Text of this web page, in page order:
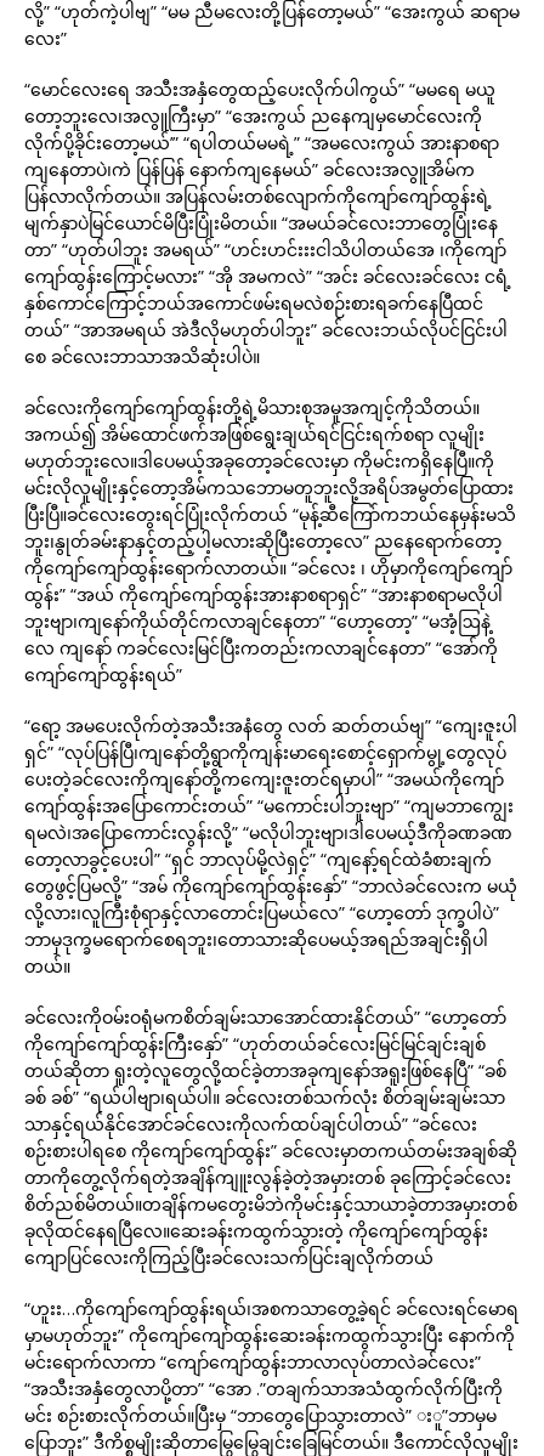
လို့” “ဟုတ်ကဲ့ပါဗျ” “မမ ညီမလေးတို့ပြန်တော့မယ်” “အေးကွယ် ဆရာမ
လေး”
“မောင်လေးရေ အသီးအနှံတွေထည့်ပေးလိုက်ပါကွယ်” “မမရေ မယူ
တော့ဘူးလေ၊အလွူကြီးမှာ” “အေးကွယ် ညနေကျမှမောင်လေးကို
လိုက်ပို့ခိုင်းတော့မယ်’” “ရပါတယ်မမရဲ့” “အမလေးကွယ် အားနာစရာ
ကျနေတာပဲ၊ကဲ ပြန်ပြန် နောက်ကျနေမယ်” ခင်လေးအလွူအိမ်က
ပြန်လာလိုက်တယ်။ အပြန်လမ်းတစ်လျောက်ကိုကျော်ကျော်ထွန်းရဲ့
မျက်နှာပဲမြင်ယောင်မိပြီးပြုံးမိတယ်။ “အမယ်ခင်လေးဘာတွေပြုံးနေ
တာ” “ဟုတ်ပါဘူး အမရယ်” “ဟင်းဟင်းးးငါသိပါတယ်အေ ၊ကိုကျော်
ကျော်ထွန်းကြောင့်မလား” “အို အမကလဲ” “အင်း ခင်လေးခင်လေး ငရံ့
နှစ်ကောင်ကြောင့်ဘယ်အကောင်ဖမ်းရမလဲစဉ်းစားရခက်နေပြီထင်
တယ်” “အာအမရယ် အဲဒီလိုမဟုတ်ပါဘူး” ခင်လေးဘယ်လိုပင်ငြင်းပါ
စေ ခင်လေးဘာသာအသိဆုံးပါပဲ။
ခင်လေးကိုကျော်ကျော်ထွန်းတို့ရဲ့မိသားစုအမူအကျင့်ကိုသိတယ်။
အကယ်၍ အိမ်ထောင်ဖက်အဖြစ်ရွေးချယ်ရင်ငြင်းရက်စရာ လူမျိုး
မဟုတ်ဘူးလေ။ဒါပေမယ့်အခုတော့ခင်လေးမှာ ကိုမင်းကရှိနေပြီ။ကို
မင်းလိုလူမျိုးနှင့်တော့အိမ်ကသဘောမတူဘူးလို့အရိပ်အမွတ်ပြောထား
ပြီးပြီ။ခင်လေးတွေးရင်ပြုံးလိုက်တယ် “မုန့်ဆီကြော်ကဘယ်နေမှန်းမသိ
ဘူး၊နွုတ်ခမ်းနာနှင့်တည့်ပါ့မလားဆိုပြီးတော့လေ” ညနေရောက်တော့
ကိုကျော်ကျော်ထွန်းရောက်လာတယ်။ “ခင်လေး ၊ ဟိုမှာကိုကျော်ကျော်
ထွန်း” “အယ် ကိုကျော်ကျော်ထွန်းအားနာစရာရှင်” “အားနာစရာမလိုပါ
ဘူးဗျာ၊ကျနော်ကိုယ်တိုင်ကလာချင်နေတာ” “ဟော့တော့” “မအံ့ဩနဲ့
လေ ကျနော် ကခင်လေးမြင်ပြီးကတည်းကလာချင်နေတာ” “အော်ကို
ကျော်ကျော်ထွန်းရယ်”
“ရော့ အမပေးလိုက်တဲ့အသီးအနံတွေ လတ် ဆတ်တယ်ဗျ” “ကျေးဇူးပါ
ရှင်” “လုပ်ပြန်ပြီ၊ကျနော်တို့ရွာကိုကျန်းမာရေးစောင့်ရှောက်မွု့တွေလုပ်
ပေးတဲ့ခင်လေးကိုကျနော်တို့ကကျေးဇူးတင်ရမှာပါ” “အမယ်ကိုကျော်
ကျော်ထွန်းအပြောကောင်းတယ်” “မကောင်းပါဘူးဗျာ” “ကျမဘာကျွေး
ရမလဲ၊အပြောကောင်းလွန်းလို့” “မလိုပါဘူးဗျာ၊ဒါပေမယ့်ဒီကိုခဏခဏ
တော့လာခွင့်ပေးပါ” “ရှင် ဘာလုပ်မို့လဲရှင့်” “ကျနော့်ရင်ထဲခံစားချက်
တွေဖွင့်ပြမလို့” “အမ် ကိုကျော်ကျော်ထွန်းနှော်” “ဘာလဲခင်လေးက မယုံ
လို့လား၊လူကြီးစုံရာနှင့်လာတောင်းပြမယ်လေ” “ဟော့တော် ဒုက္ခပါပဲ”
ဘာမှဒုက္ခမရောက်စေရဘူး၊တောသားဆိုပေမယ့်အရည်အချင်းရှိပါ
တယ်။
ခင်လေးကိုဝမ်းဝရုံမကစိတ်ချမ်းသာအောင်ထားနိုင်တယ်” “ဟော့တော်
ကိုကျော်ကျော်ထွန်းကြီးနှော်” “ဟုတ်တယ်ခင်လေးမြင်မြင်ချင်းချစ်
တယ်ဆိုတာ ရူးတဲ့လူတွေလို့ထင်ခဲ့တာအခုကျနော်အရူးဖြစ်နေပြီ” “ခစ်
ခစ် ခစ်” “ရယ်ပါဗျာ၊ရယ်ပါ။ ခင်လေးတစ်သက်လုံး စိတ်ချမ်းချမ်းသာ
သာနှင့်ရယ်နိုင်အောင်ခင်လေးကိုလက်ထပ်ချင်ပါတယ်” “ခင်လေး
စဉ်းစားပါရစေ ကိုကျော်ကျော်ထွန်း” ခင်လေးမှာတကယ်တမ်းအချစ်ဆို
တာကိုတွေ့လိုက်ရတဲ့အချိန်ကျူးလွန်ခဲ့တဲ့အမှားတစ် ခုကြောင့်ခင်လေး
စိတ်ညစ်မိတယ်။တချိန်ကမတွေးမိဘဲကိုမင်းနှင့်သာယာခဲ့တာအမှားတစ်
ခုလိုထင်နေရပြီလေ။ဆေးခန်းကထွက်သွားတဲ့ ကိုကျော်ကျော်ထွန်း
ကျောပြင်လေးကိုကြည့်ပြီးခင်လေးသက်ပြင်းချလိုက်တယ်
“ဟူးး…ကိုကျော်ကျော်ထွန်းရယ်၊အစကသာတွေ့ခဲ့ရင် ခင်လေးရင်မောရ
မှာမဟုတ်ဘူး” ကိုကျော်ကျော်ထွန်းဆေးခန်းကထွက်သွားပြီး နောက်ကို
မင်းရောက်လာကာ “ကျော်ကျော်ထွန်းဘာလာလုပ်တာလဲခင်လေး”
“အသီးအနှံတွေလာပို့တာ” “အော .”တချက်သာအသံထွက်လိုက်ပြီးကို
မင်း စဉ်းစားလိုက်တယ်။ပြီးမှ “ဘာတွေပြောသွားတာလဲ” းူ”ဘာမှမ
ပြောဘူး” ဒီကိစ္စမျိုးဆိုတာမြွေမြွေချင်းခြေမြင်တယ်။ ဒီကောင်လိုလူမျိုး